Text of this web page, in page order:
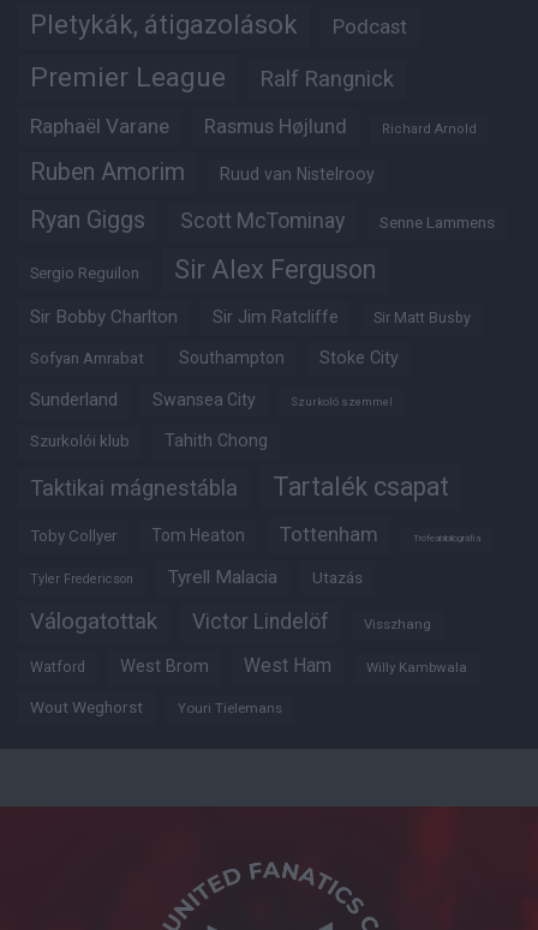
Pletykák, átigazolások Podcast
Premier League Ralf Rangnick
Raphaël Varane Rasmus Højlund Richard Arnold
Ruben Amorim Ruud van Nistelrooy
Ryan Giggs Scott McTominay Senne Lammens
Sergio Reguilon Sir Alex Ferguson
Sir Bobby Charlton Sir Jim Ratcliffe Sir Matt Busby
Sofyan Amrabat Southampton Stoke City
Sunderland Swansea City Szurkoló szemmel
Szurkolói klub Tahith Chong
Taktikai mágnestábla Tartalék csapat
Toby Collyer Tom Heaton Tottenham Trófeabibliográfia
Tyler Fredericson Tyrell Malacia Utazás
Válogatottak Victor Lindelöf Visszhang
Watford West Brom West Ham Willy Kambwala
Wout Weghorst Youri Tielemans